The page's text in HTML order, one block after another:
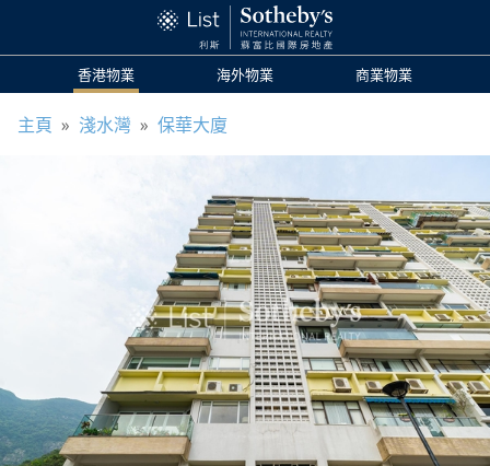
香港物業 海外物業 商業物業
主頁 » 淺水灣 » 保華大廈